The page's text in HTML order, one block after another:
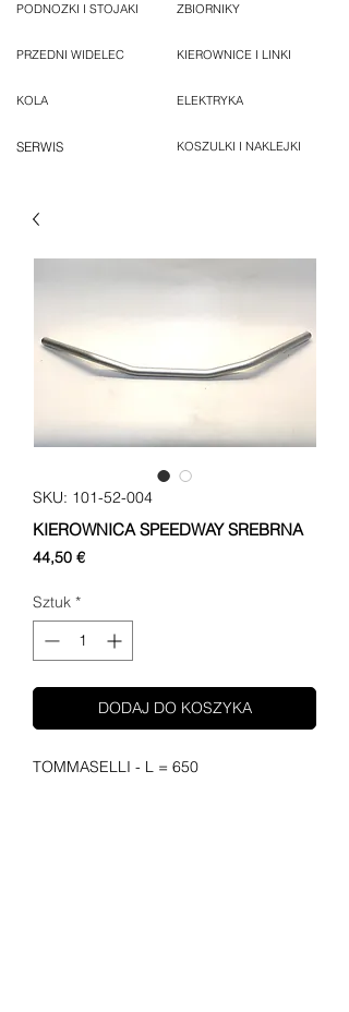
PODNOZKI I STOJAKI
PRZEDNI WIDELEC
KOLA
SERWIS
ZBIORNIKY
KIEROWNICE I LINKI
ELEKTRYKA
KOSZULKI I NAKLEJKI
SKU: 101-52-004
KIEROWNICA SPEEDWAY SREBRNA
44,50 €Cena
Sztuk *
DODAJ DO KOSZYKA
TOMMASELLI - L = 650